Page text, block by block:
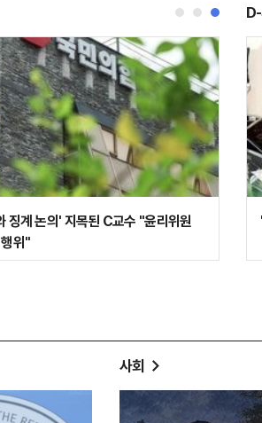
징계 논의' 지목된 C교수 "윤리위원
위"
다"…디지털자산기본법, 남은 건 결단
사회